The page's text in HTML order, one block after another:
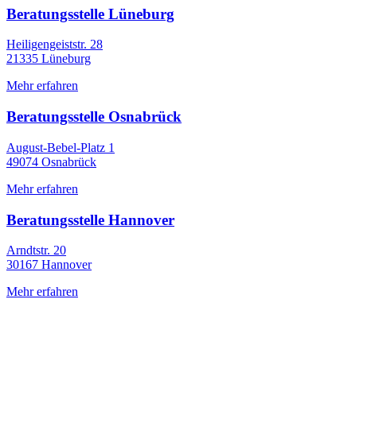
Beratungsstelle Lüneburg
Heiligengeiststr. 28
21335 Lüneburg
Mehr erfahren
Beratungsstelle Osnabrück
August-Bebel-Platz 1
49074 Osnabrück
Mehr erfahren
Beratungsstelle Hannover
Arndtstr. 20
30167 Hannover
Mehr erfahren